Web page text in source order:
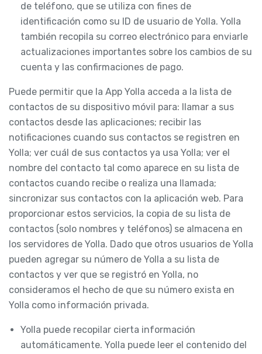
de teléfono, que se utiliza con fines de
identificación como su ID de usuario de Yolla. Yolla
también recopila su correo electrónico para enviarle
actualizaciones importantes sobre los cambios de su
cuenta y las confirmaciones de pago.
Puede permitir que la App Yolla acceda a la lista de
contactos de su dispositivo móvil para: llamar a sus
contactos desde las aplicaciones; recibir las
notificaciones cuando sus contactos se registren en
Yolla; ver cuál de sus contactos ya usa Yolla; ver el
nombre del contacto tal como aparece en su lista de
contactos cuando recibe o realiza una llamada;
sincronizar sus contactos con la aplicación web. Para
proporcionar estos servicios, la copia de su lista de
contactos (solo nombres y teléfonos) se almacena en
los servidores de Yolla. Dado que otros usuarios de Yolla
pueden agregar su número de Yolla a su lista de
contactos y ver que se registró en Yolla, no
consideramos el hecho de que su número exista en
Yolla como información privada.
Yolla puede recopilar cierta información
automáticamente. Yolla puede leer el contenido del